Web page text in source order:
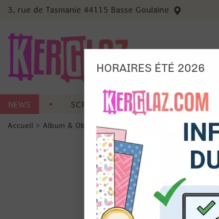
3, rue de Tasmanie 44115 Basse Goulaine
NEWS SCRAP CARTERIE MACHINES
Accueil > Album & Objet >Anneau, Recharge & Accessoires
Ils
et du
précises
Si vous
de la
HORAIRES ÉTÉ 2026